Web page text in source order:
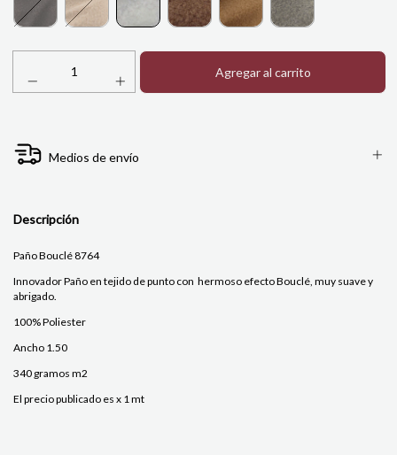
Medios de envío
Descripción
Paño Bouclé 8764
Innovador Paño en tejido de punto con hermoso efecto Bouclé, muy suave y
abrigado.
100% Poliester
Ancho 1.50
340 gramos m2
El precio publicado es x 1 mt